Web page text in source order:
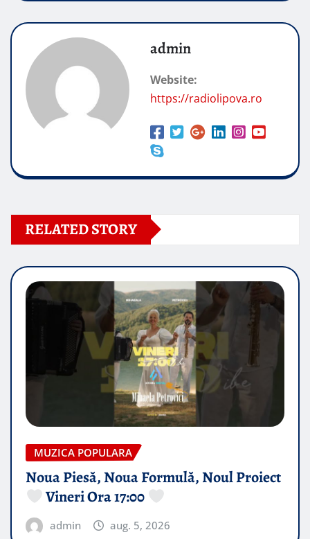
admin
Website:
https://radiolipova.ro
RELATED STORY
MUZICA POPULARA
Noua Piesă, Noua Formulă, Noul Proiect
Vineri Ora 17:00
admin aug. 5, 2026